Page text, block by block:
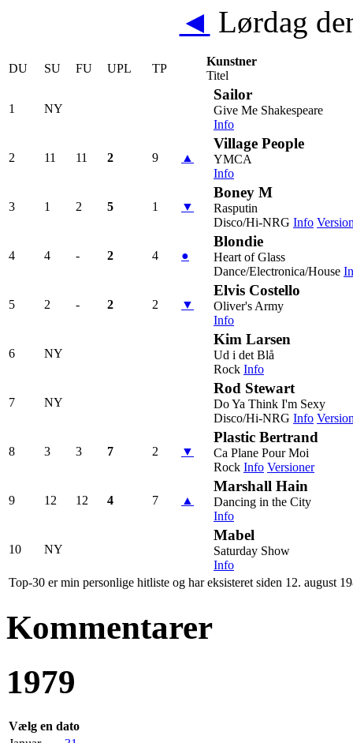
◄ Lørdag
DU SU FU UPL TP
Kunstner
Titel
1 NY
Sailor
Give Me Shakespeare
Info
2 11 11 2 9 ▲
Village People
YMCA
Info
3 1 2 5 1 ▼
Boney M
Rasputin
Disco/Hi-NRG Info
4 4 - 2 4 ●
Blondie
Heart of Glass
Dance/Electronica/House
5 2 - 2 2 ▼
Elvis Costello
Oliver's Army
Info
6 NY
Kim Larsen
Ud i det Blå
Rock Info
7 NY
Rod Stewart
Do Ya Think I'm Sexy
Disco/Hi-NRG Info
8 3 3 7 2 ▼
Plastic Bertrand
Ca Plane Pour Moi
Rock Info Versioner
9 12 12 4 7 ▲
Marshall Hain
Dancing in the City
Info
10 NY
Mabel
Saturday Show
Info
Top-30 er min personlige hitliste og har eksisteret siden 12. august
Kommentarer
1979
Vælg en dato